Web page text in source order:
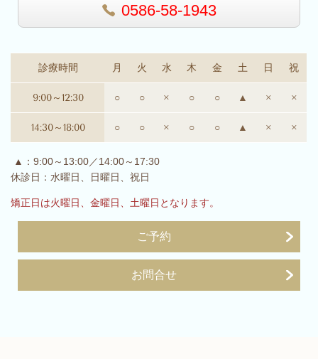
0586-58-1943
診療時間 月 火 水 木 金 土 日 祝
9:00～12:30 ○ ○ × ○ ○ ▲ × ×
14:30～18:00 ○ ○ × ○ ○ ▲ × ×
▲：9:00～13:00／14:00～17:30
休診日：水曜日、日曜日、祝日
矯正日は火曜日、金曜日、土曜日となります。
ご予約
お問合せ